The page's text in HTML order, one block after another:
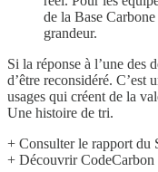
de la Base
grandeur.
Si la réponse à l’une des
d’être reconsidéré.
usages qui créent de la
Une histoire de tri.
+ Consulter le rapport du
+ Découvrir CodeCarbon